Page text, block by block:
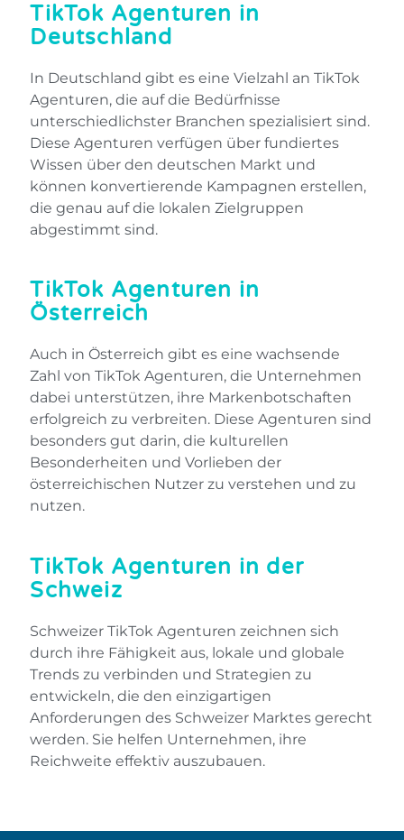
TikTok Agenturen in
Deutschland
In Deutschland gibt es eine Vielzahl an TikTok
Agenturen, die auf die Bedürfnisse
unterschiedlichster Branchen spezialisiert sind.
Diese Agenturen verfügen über fundiertes
Wissen über den deutschen Markt und
können konvertierende Kampagnen erstellen,
die genau auf die lokalen Zielgruppen
abgestimmt sind.
TikTok Agenturen in
Österreich
Auch in Österreich gibt es eine wachsende
Zahl von TikTok Agenturen, die Unternehmen
dabei unterstützen, ihre Markenbotschaften
erfolgreich zu verbreiten. Diese Agenturen sind
besonders gut darin, die kulturellen
Besonderheiten und Vorlieben der
österreichischen Nutzer zu verstehen und zu
nutzen.
TikTok Agenturen in der
Schweiz
Schweizer TikTok Agenturen zeichnen sich
durch ihre Fähigkeit aus, lokale und globale
Trends zu verbinden und Strategien zu
entwickeln, die den einzigartigen
Anforderungen des Schweizer Marktes gerecht
werden. Sie helfen Unternehmen, ihre
Reichweite effektiv auszubauen.